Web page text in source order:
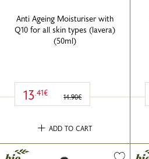
Anti Ageing Moisturiser with
Q10 for all skin types (lavera)
(50ml)
13.41€ 14.90€
ADD TO CART